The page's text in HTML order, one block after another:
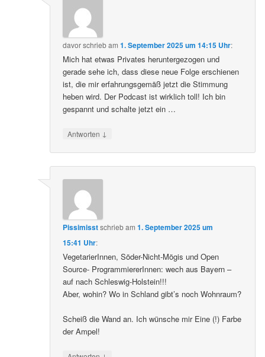
davorschriebam1. September 2025 um 14:15 Uhr:
Mich hat etwas Privates heruntergezogen und
gerade sehe ich, dass diese neue Folge erschienen
ist, die mir erfahrungsgemäß jetzt die Stimmung
heben wird. Der Podcast ist wirklich toll! Ich bin
gespannt und schalte jetzt ein …
Antworten ↓
Pissimisstschriebam1. September 2025 um
15:41 Uhr:
VegetarierInnen, Söder-Nicht-Mögis und Open
Source- ProgrammiererInnen: wech aus Bayern –
auf nach Schleswig-Holstein!!!
Aber, wohin? Wo in Schland gibt’s noch Wohnraum?
Scheiß die Wand an. Ich wünsche mir Eine (!) Farbe
der Ampel!